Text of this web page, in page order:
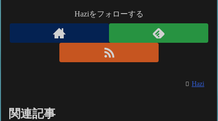
Haziをフォローする
Hazi
関連記事